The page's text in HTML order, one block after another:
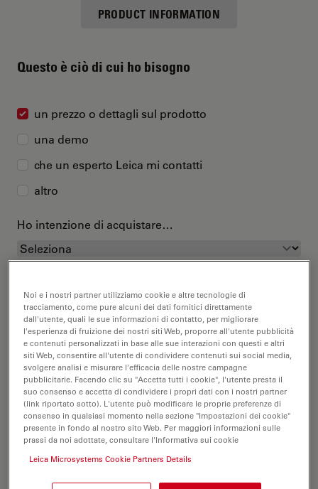
PRODUCT INFORMATION
Questo è ciò di cui ho bisogno
un prezzo o dettagli sul prodotto
una demo
che un esperto Leica mi contatti
altro
Ho intenzione di acquistare…
Questo sono io
Titolo accademico
Nome
Noi e i nostri partner utilizziamo cookie e altre tecnologie di
tracciamento, come pure alcuni dei dati fornitici direttamente
dall'utente, quali le sue informazioni di contatto, per migliorare
l'esperienza di fruizione dei nostri siti Web, proporre all'utente pubblicità
e contenuti personalizzati in base alle sue interazioni con questi e altri
siti Web, consentire all'utente di condividere contenuti sui social media,
svolgere analisi e misurare l'efficacia delle nostre campagne
pubblicitarie. Facendo clic su "Accetta tutti i cookie", l'utente presta il
suo consenso e accetta di condividere i propri dati con i nostri partner
(link riportato sotto). L'utente può modificare le proprie preferenze di
consenso in qualsiasi momento nella sezione "Impostazioni dei cookie"
presente in fondo al nostro sito Web. Per maggiori informazioni sulle
prassi da noi adottate, consultare l'Informativa sui cookie
Leica Microsystems Cookie Partners Details